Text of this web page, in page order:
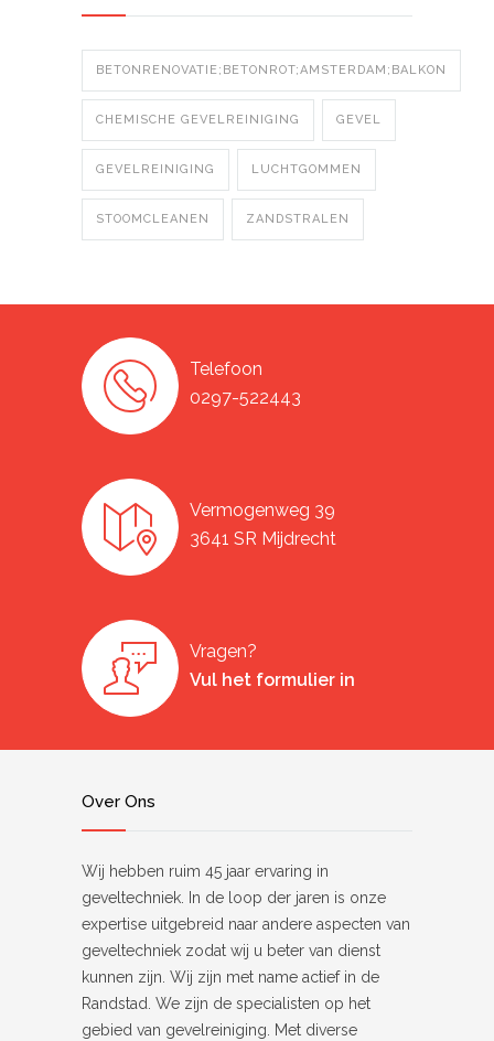
BETONRENOVATIE;BETONROT;AMSTERDAM;BALKON
CHEMISCHE GEVELREINIGING GEVEL
GEVELREINIGING LUCHTGOMMEN
STOOMCLEANEN ZANDSTRALEN
Telefoon
0297-522443
Vermogenweg 39
3641 SR Mijdrecht
Vragen?
Vul het formulier in
Over Ons
Wij hebben ruim 45 jaar ervaring in
geveltechniek. In de loop der jaren is onze
expertise uitgebreid naar andere aspecten van
geveltechniek zodat wij u beter van dienst
kunnen zijn. Wij zijn met name actief in de
Randstad. We zijn de specialisten op het
gebied van gevelreiniging. Met diverse